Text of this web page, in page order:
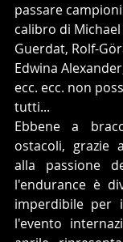
passare
calibro di
Guerdat, Rolf-
Edwina
ecc. ecc. non
tutti...
Ebbene a
ostacoli, grazie
alla passione
l'endurance è
imperdibile per
l'evento